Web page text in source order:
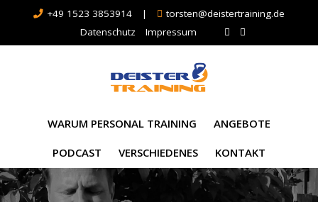
+49 1523 3853914 |
torsten@deistertraining.de
Datenschutz
Impressum
WARUM PERSONAL TRAINING ANGEBOTE
PODCAST VERSCHIEDENES KONTAKT